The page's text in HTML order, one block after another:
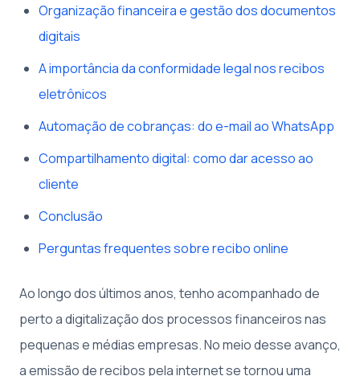
Organização financeira e gestão dos documentos
digitais
A importância da conformidade legal nos recibos
eletrônicos
Automação de cobranças: do e-mail ao WhatsApp
Compartilhamento digital: como dar acesso ao
cliente
Conclusão
Perguntas frequentes sobre recibo online
Ao longo dos últimos anos, tenho acompanhado de
perto a digitalização dos processos financeiros nas
pequenas e médias empresas. No meio desse avanço,
a emissão de recibos pela internet se tornou uma